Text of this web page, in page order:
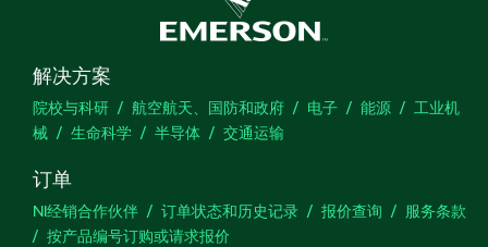
解决方案
院校与科研 航空航天、国防和政府 电子 能源
工业机
械
生命科学 半导体 交通运输
订单
NI经销合作伙伴 订单状态和历史记录 报价查询
服务条款
按产品编号订购或请求报价